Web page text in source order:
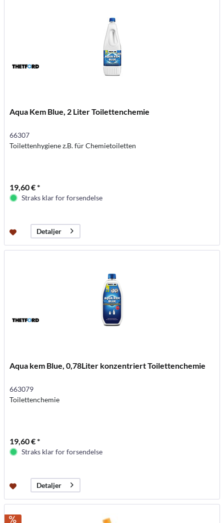
Aqua Kem Blue, 2 Liter Toilettenchemie
66307
Toilettenhygiene z.B. für Chemietoiletten
19,60 € *
Straks klar for forsendelse
Detaljer
Aqua kem Blue, 0,78Liter konzentriert Toilettenchemie
663079
Toilettenchemie
19,60 € *
Straks klar for forsendelse
Detaljer